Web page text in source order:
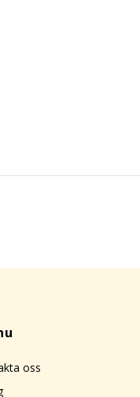
oss